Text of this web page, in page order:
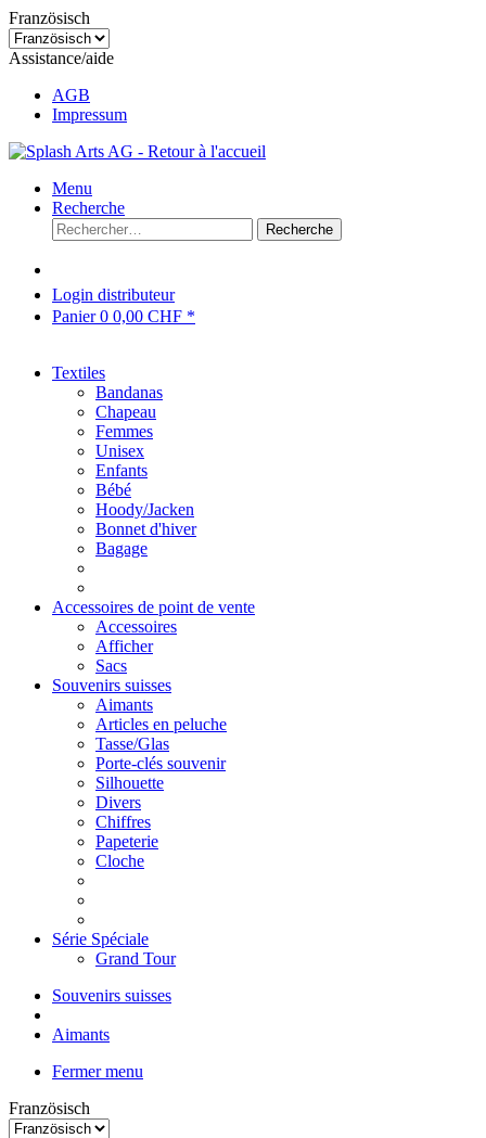
Französisch
Assistance/aide
AGB
Impressum
Menu
Recherche
Recherche
Login distributeur
Panier0 0,00 CHF *
Textiles
Bandanas
Chapeau
Femmes
Unisex
Enfants
Bébé
Hoody/Jacken
Bonnet d'hiver
Bagage
Accessoires de point de vente
Accessoires
Afficher
Sacs
Souvenirs suisses
Aimants
Articles en peluche
Tasse/Glas
Porte-clés souvenir
Silhouette
Divers
Chiffres
Papeterie
Cloche
Série Spéciale
Grand Tour
Souvenirs suisses
Aimants
Fermer menu
Französisch